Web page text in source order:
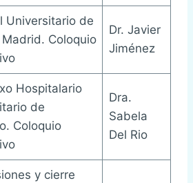
Universitario de
Coloquio
Dr. Javier
Jiménez
Hospitalario
de
Coloquio
Dra.
Sabela
Del Rio
y cierre